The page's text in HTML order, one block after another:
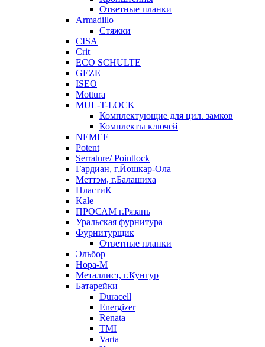
Ответные планки
Armadillo
Стяжки
CISA
Crit
ECO SCHULTE
GEZE
ISEO
Mottura
MUL-T-LOCK
Комплектующие для цил. замков
Комплекты ключей
NEMEF
Potent
Serrature/ Pointlock
Гардиан, г.Йошкар-Ола
Меттэм, г.Балашиха
ПластиК
Kale
ПРОСАМ г.Рязань
Уральская фурнитура
Фурнитурщик
Ответные планки
Эльбор
Нора-М
Металлист, г.Кунгур
Батарейки
Duracell
Energizer
Renata
TMI
Varta